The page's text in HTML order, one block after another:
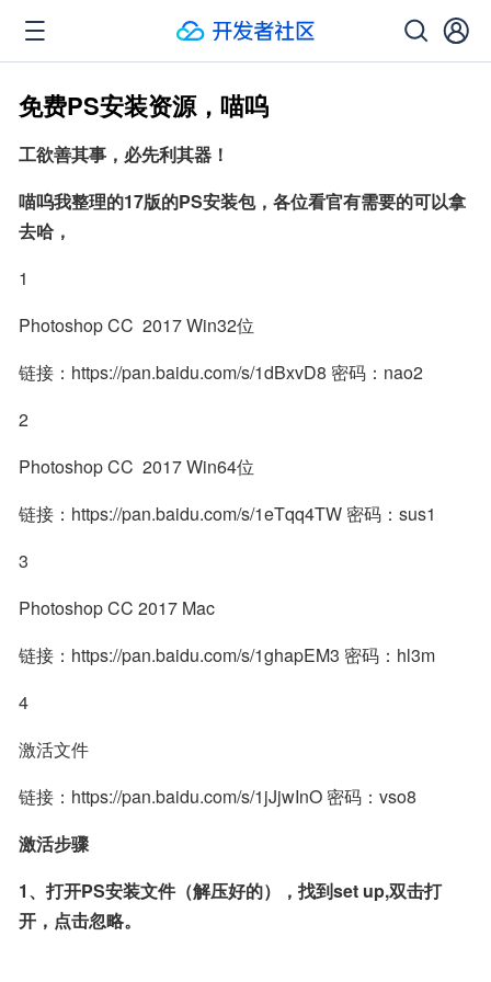
免费PS安装资源，喵呜
工欲善其事，必先利其器！
喵呜我整理的17版的PS安装包，各位看官有需要的可以拿
去哈，
1
Photoshop CC  2017 Win32位
链接：https://pan.baidu.com/s/1dBxvD8 密码：nao2
2
Photoshop CC  2017 Win64位
链接：https://pan.baidu.com/s/1eTqq4TW 密码：sus1
3
Photoshop CC 2017 Mac
链接：https://pan.baidu.com/s/1ghapEM3 密码：hl3m
4
激活文件
链接：https://pan.baidu.com/s/1jJjwInO 密码：vso8
激活步骤
1、打开PS安装文件（解压好的），找到set up,双击打
开，点击忽略。